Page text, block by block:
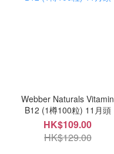
Webber Naturals Vitamin
B12 (1樽100粒) 11月頭
HK$109.00
HK$129.00